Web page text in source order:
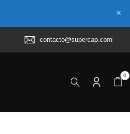
contacto@supercap.com
0